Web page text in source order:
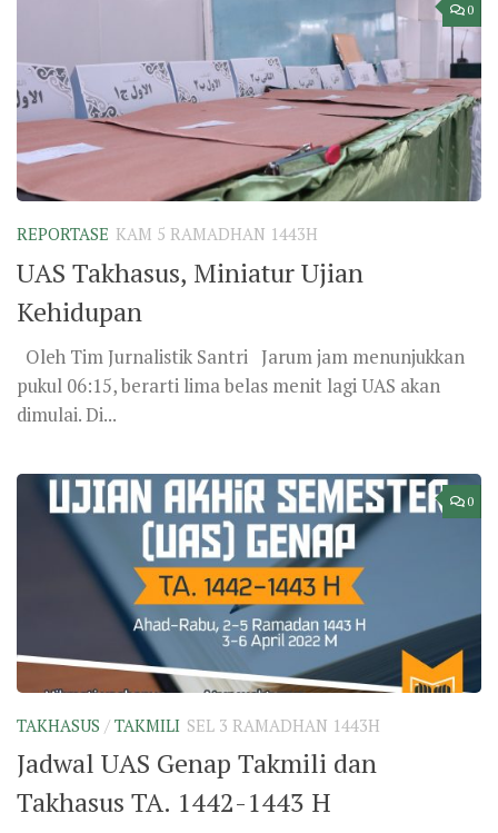
0
REPORTASE KAM 5 RAMADHAN 1443H
UAS Takhasus, Miniatur Ujian
Kehidupan
Oleh Tim Jurnalistik Santri Jarum jam menunjukkan
pukul 06:15, berarti lima belas menit lagi UAS akan
dimulai. Di...
0
TAKHASUS / TAKMILI SEL 3 RAMADHAN 1443H
Jadwal UAS Genap Takmili dan
Takhasus TA. 1442-1443 H